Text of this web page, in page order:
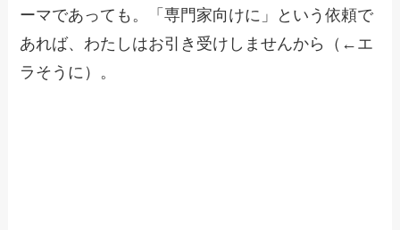
ーマであっても。「専門家向けに」という依頼で
あれば、わたしはお引き受けしませんから（←エ
ラそうに）。